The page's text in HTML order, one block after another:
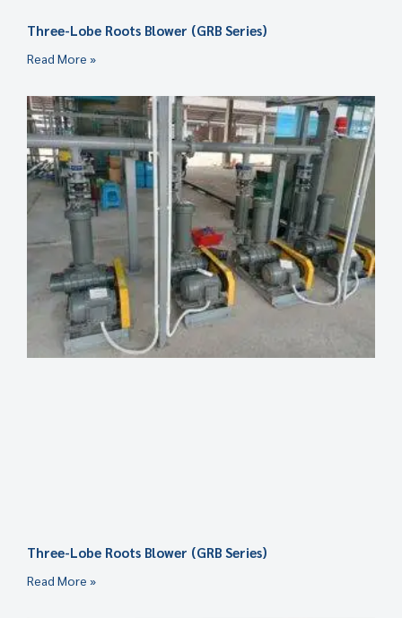
Three-Lobe Roots Blower (GRB Series)
Read More »
Three-Lobe Roots Blower (GRB Series)
Read More »